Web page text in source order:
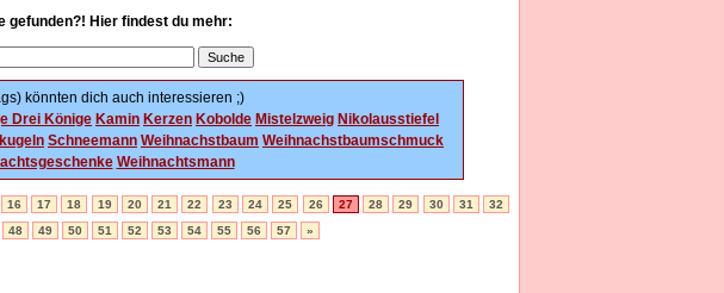
gefunden?! Hier findest du mehr:
könnten dich auch interessieren ;)
Drei Könige Kamin Kerzen Kobolde Mistelzweig Nikolausstiefel
Schneemann Weihnachstbaum Weihnachstbaumschmuck
Weihnachtsmann
16 17 18 19 20 21 22 23 24 25 26 27 28 29 30 31
32
48 49 50 51 52 53 54 55 56 57 »